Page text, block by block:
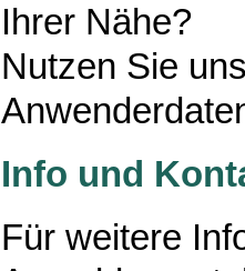
Ihrer Nähe?
Nutzen Sie
Info und
Für weitere